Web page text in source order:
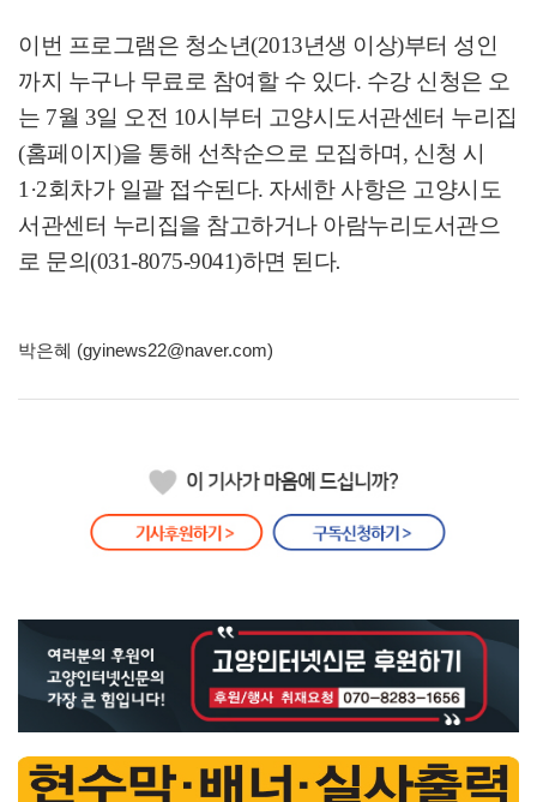
이번 프로그램은 청소년(2013년생 이상)부터 성인
까지 누구나 무료로 참여할 수 있다. 수강 신청은 오
는 7월 3일 오전 10시부터 고양시도서관센터 누리집
(홈페이지 )을 통해 선착순으로 모집하며 , 신청 시
1·2회차가 일괄 접수된다. 자세한 사항은 고양시도
서관센터 누리집을 참고하거나 아람누리도서관으
로 문의(031-8075-9041)하면 된다.
박은혜 (gyinews22@naver.com)